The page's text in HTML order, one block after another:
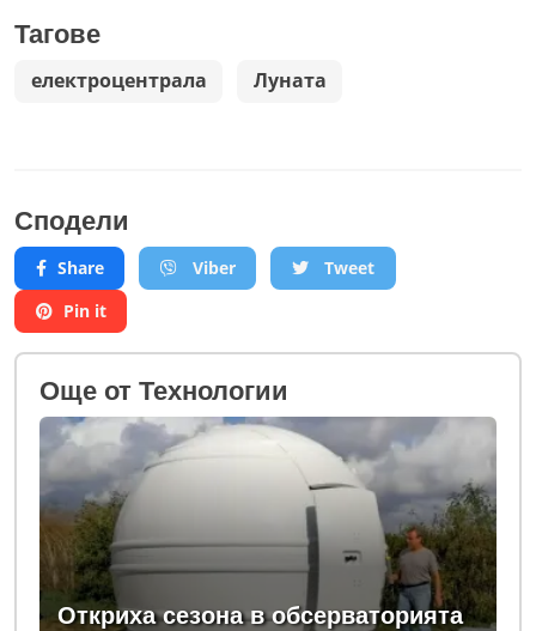
Тагове
електроцентрала Луната
Сподели
Share Viber
Tweet
Pin it
Oще от Технологии
Откриха сезона в обсерваторията